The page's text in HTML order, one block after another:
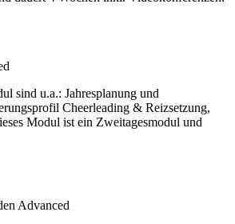
sind u.a.: Jahresplanung und
Cheerleading & Reizsetzung,
Modul ist ein Zweitagesmodul und
Advanced